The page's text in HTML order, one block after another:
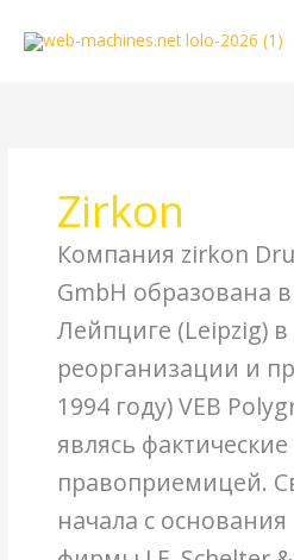
Zirkon
Компания zirkon
GmbH образована
Лейпциге (Leipzig) в
реорганизации и
1994 году) VEB
являсь фактические
правоприемицей.
начала с основания